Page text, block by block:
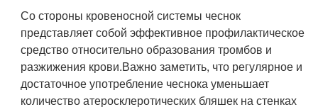
Со стороны кровеносной системы чеснок
представляет собой эффективное профилактическое
средство относительно образования тромбов и
разжижения крови.Важно заметить, что регулярное и
достаточное употребление чеснока уменьшает
количество атеросклеротических бляшек на стенках